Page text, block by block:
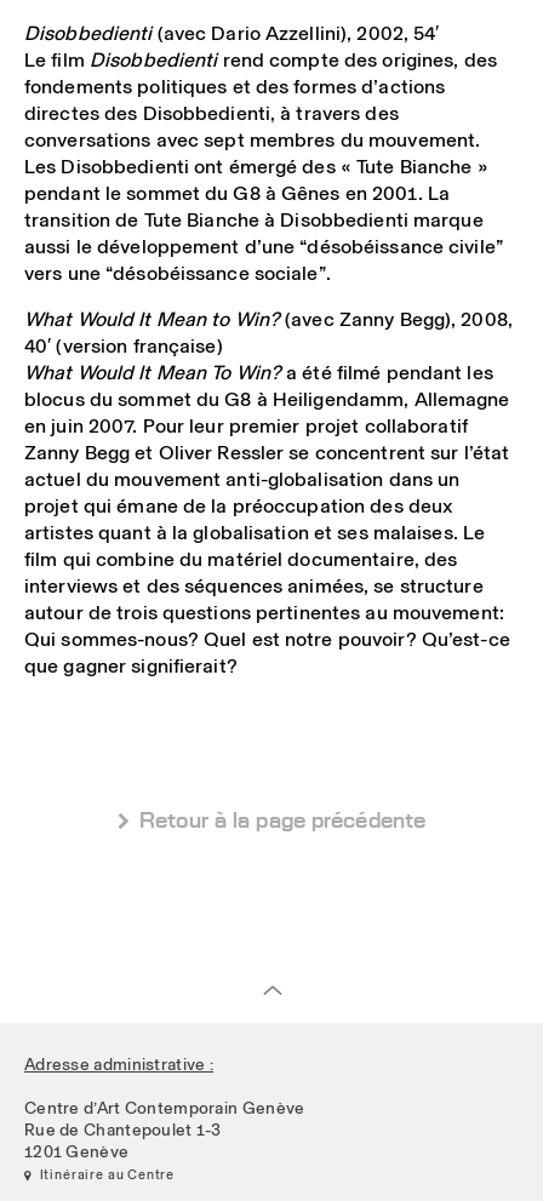
Disobbedienti(avec Dario Azzellini), 2002, 54′
Le film Disobbedientirend compte des origines, des
fondements politiques et des formes d’actions
directes des Disobbedienti, à travers des
conversations avec sept membres du mouvement.
Les Disobbedienti ont émergé des « Tute Bianche »
pendant le sommet du G8 à Gênes en 2001. La
transition de Tute Bianche à Disobbedienti marque
aussi le développement d’une “désobéissance civile”
vers une “désobéissance sociale”.
What Would It Mean to Win?(avec Zanny Begg), 2008,
40′ (version française)
What Would It Mean To Win?a été filmé pendant les
blocus du sommet du G8 à Heiligendamm, Allemagne
en juin 2007. Pour leur premier projet collaboratif
Zanny Begg et Oliver Ressler se concentrent sur l’état
actuel du mouvement anti-globalisation dans un
projet qui émane de la préoccupation des deux
artistes quant à la globalisation et ses malaises. Le
film qui combine du matériel documentaire, des
interviews et des séquences animées, se structure
autour de trois questions pertinentes au mouvement:
Qui sommes-nous? Quel est notre pouvoir? Qu’est-ce
que gagner signifierait?
 Retour à la page précédente
Adresse administrative :
Centre d’Art Contemporain Genève
Rue de Chantepoulet 1-3
1201 Genève
 Itinéraire au Centre